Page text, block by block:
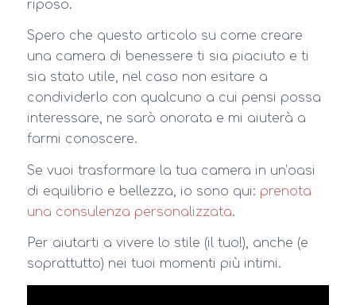
riposo.
Spero che questo articolo su come creare
una camera di benessere ti sia piaciuto e ti
sia stato utile, nel caso non esitare a
condividerlo con qualcuno a cui pensi possa
interessare, ne sarò onorata e mi aiuterà a
farmi conoscere.
Se vuoi trasformare la tua camera in un’oasi
di equilibrio e bellezza, io sono qui: prenota
una consulenza personalizzata.
Per aiutarti a vivere lo stile (il tuo!), anche (e
soprattutto) nei tuoi momenti più intimi.